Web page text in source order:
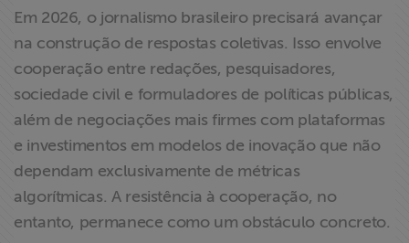
exclusivo para
Assine a nossa
newsletter
Fale Conosco
Em 2026, o jornalismo brasileiro precisará avançar
na construção de respostas coletivas. Isso envolve
cooperação entre redações, pesquisadores,
sociedade civil e formuladores de políticas públicas,
além de negociações mais firmes com plataformas
e investimentos em modelos de inovação que não
dependam exclusivamente de métricas
algorítmicas. A resistência à cooperação, no
entanto, permanece como um obstáculo concreto.